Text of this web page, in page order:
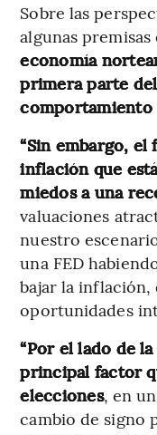
Sobre las
algunas premisas
economía
primera parte
comportamiento
“Sin embargo, el
inflación que
miedos a una
valuaciones
nuestro
una FED
bajar la
oportunidades
“Por el lado de
principal factor
elecciones, en
cambio de signo